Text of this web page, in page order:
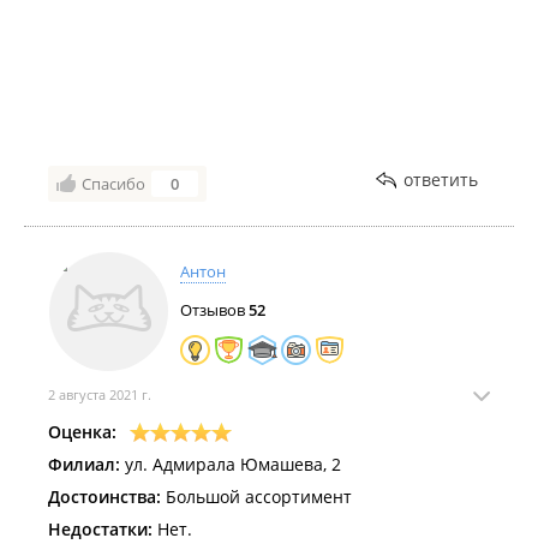
Спасибо 0 ответить
Антон
Отзывов52
2 августа 2021 г.
Оценка:
Филиал: ул. Адмирала Юмашева, 2
Достоинства: Большой ассортимент
Недостатки: Нет.